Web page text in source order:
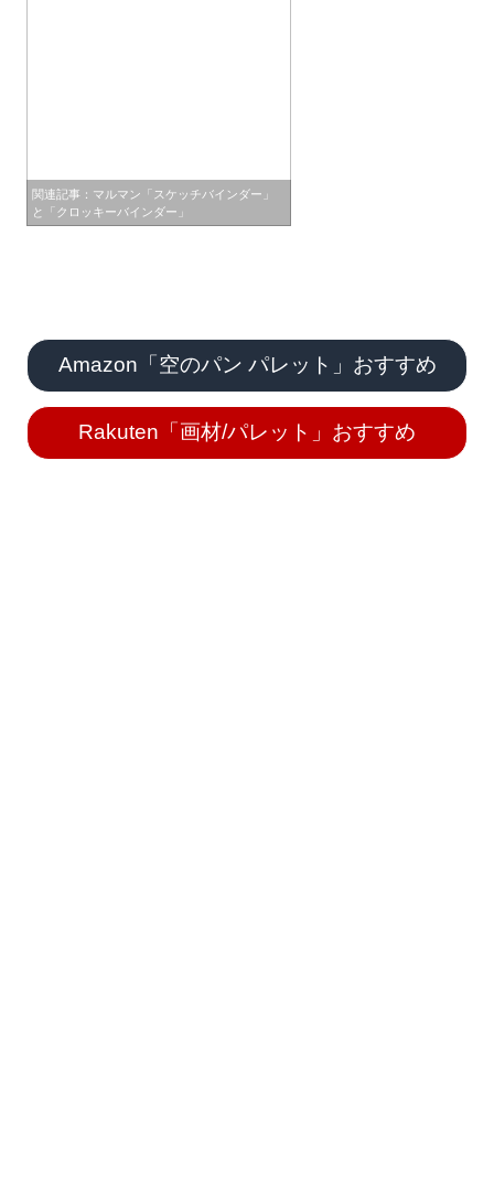
関連記事：マルマン「スケッチバインダー」
と「クロッキーバインダー」
Amazon「空のパン パレット」おすすめ
Rakuten「画材/パレット」おすすめ